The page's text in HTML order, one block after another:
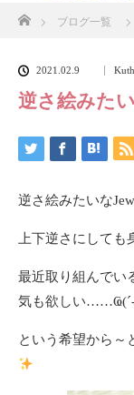
ブログ一覧
2021.02.9
逆さ絵みた
上下逆さにして
最近取り組んでい
気も欲しい
という希望から～